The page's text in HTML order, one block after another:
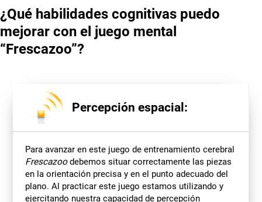
¿Qué habilidades cognitivas puedo
mejorar con el juego mental
“Frescazoo”?
Percepción espacial:
Para avanzar en este juego de entrenamiento cerebral
Frescazoodebemos situar correctamente las piezas
en la orientación precisa y en el punto adecuado del
plano. Al practicar este juego estamos utilizando y
ejercitando nuestra capacidad de percepción